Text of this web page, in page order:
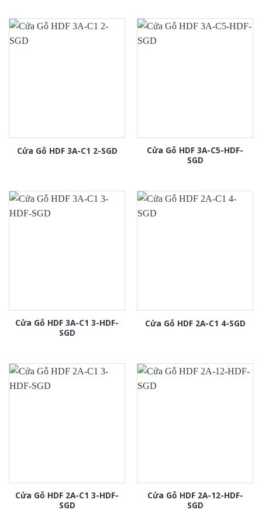
Cửa Gỗ HDF 3A-C1 2-SGD
Cửa Gỗ HDF 3A-C5-HDF-
SGD
Cửa Gỗ HDF 3A-C1 3-HDF-
SGD
Cửa Gỗ HDF 2A-C1 4-SGD
Cửa Gỗ HDF 2A-C1 3-HDF-
SGD
Cửa Gỗ HDF 2A-12-HDF-
SGD